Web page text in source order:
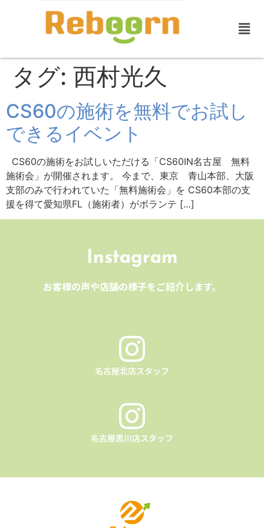
タグ: 西村光久
CS60の施術を無料でお試し
できるイベント
CS60の施術をお試しいただける「CS60IN名古屋 無料
施術会」が開催されます。 今まで、東京 青山本部、大阪
支部のみで行われていた「無料施術会」を CS60本部の支
援を得て愛知県FL（施術者）がボランテ […]
Instagram
お客様の声や店舗の様子をご紹介します。
名古屋北店スタッフ
名古屋黒川店スタッフ